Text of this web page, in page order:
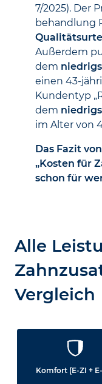
7/2025). Der
behandlung
Außerdem
dem
einen 43-
Kunden­typ
dem
im Alter von
Das Fazit
„Kosten für
schon für
Alle
Vergleich
Komfort (E-ZI +